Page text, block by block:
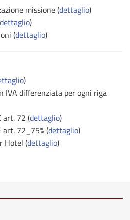
missione (dettaglio)
dettaglio)
(dettaglio)
)
IVA differenziata per ogni riga
art. 72 (dettaglio)
art. 72_75% (dettaglio)
Hotel (dettaglio)